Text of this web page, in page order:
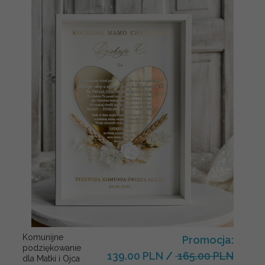
Komunijne
podziękowanie
dla Matki i Ojca
Promocja:
139.00 PLN / 165.00 PLN